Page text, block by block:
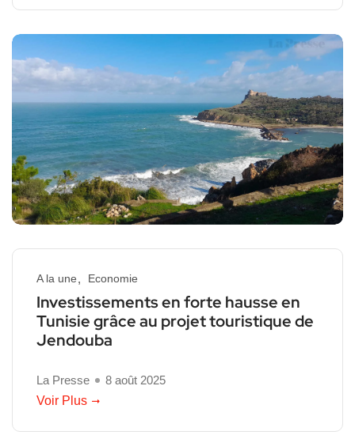
A la une Economie
Investissements en forte hausse en
Tunisie grâce au projet touristique de
Jendouba
La Presse
8 août 2025
Voir Plus